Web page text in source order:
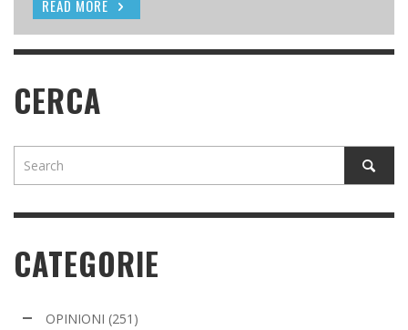
READ MORE
READ MORE
READ MORE
CERCA
CATEGORIE
OPINIONI (251)